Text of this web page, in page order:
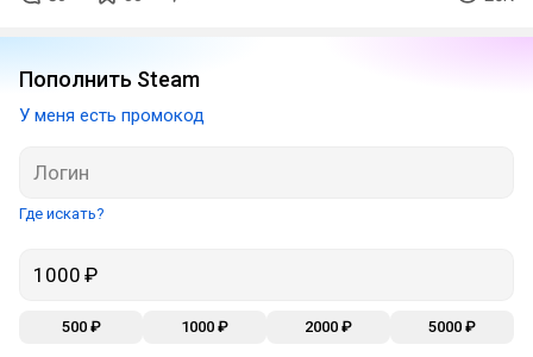
Пополнить Steam
У меня есть промокод
Где искать?
500 ₽ 1000 ₽ 2000 ₽ 5000 ₽